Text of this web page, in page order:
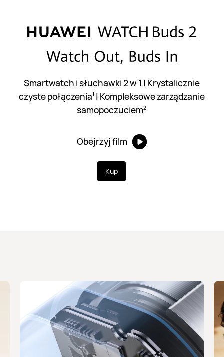
Smartwatch i słuchawki 2 w 1 | Krystalicznie
czyste połączenia⁠1 | Kompleksowe zarządzanie
samopoczuciem⁠2
Obejrzyj film
Kup